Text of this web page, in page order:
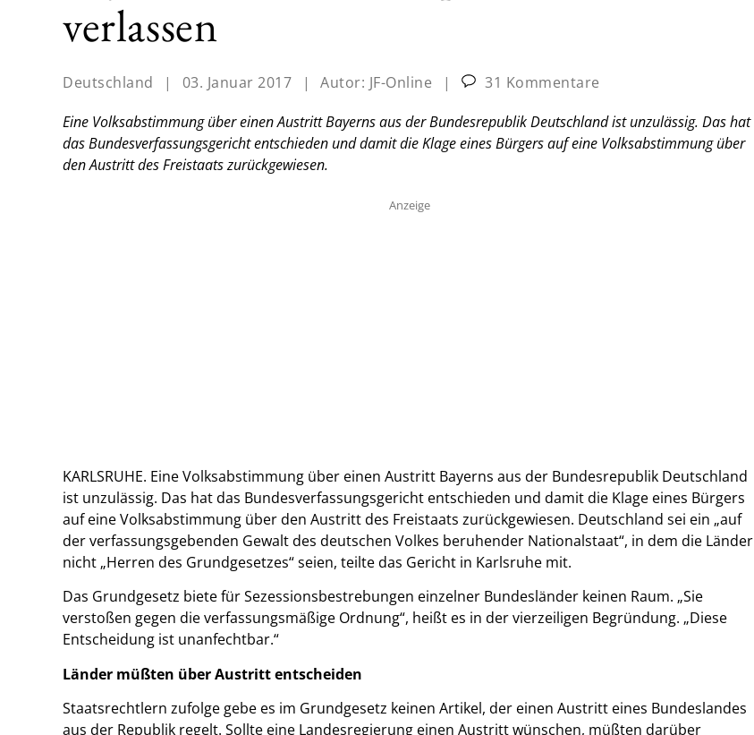
verlassen
Deutschland | 03. Januar 2017 | Autor: JF-Online |
31 Kommentare
Eine Volksabstimmung über einen Austritt Bayerns aus der Bundesrepublik Deutschland ist unzulässig. Das hat
das Bundesverfassungsgericht entschieden und damit die Klage eines Bürgers auf eine Volksabstimmung über
den Austritt des Freistaats zurückgewiesen.
Anzeige
KARLSRUHE. Eine Volksabstimmung über einen Austritt Bayerns aus der Bundesrepublik Deutschland
ist unzulässig. Das hat das Bundesverfassungsgericht entschieden und damit die Klage eines Bürgers
auf eine Volksabstimmung über den Austritt des Freistaats zurückgewiesen. Deutschland sei ein „auf
der verfassungsgebenden Gewalt des deutschen Volkes beruhender Nationalstaat“, in dem die Länder
nicht „Herren des Grundgesetzes“ seien, teilte das Gericht in Karlsruhe mit.
Das Grundgesetz biete für Sezessionsbestrebungen einzelner Bundesländer keinen Raum. „Sie
verstoßen gegen die verfassungsmäßige Ordnung“, heißt es in der vierzeiligen Begründung. „Diese
Entscheidung ist unanfechtbar.“
Länder müßten über Austritt entscheiden
Staatsrechtlern zufolge gebe es im Grundgesetz keinen Artikel, der einen Austritt eines Bundeslandes
aus der Republik regelt. Sollte eine Landesregierung einen Austritt wünschen, müßten darüber